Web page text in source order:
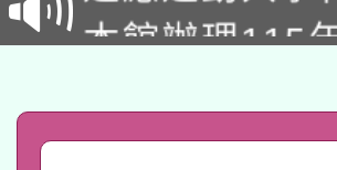
招)
本館辦理115
礎課程
A3數位素養